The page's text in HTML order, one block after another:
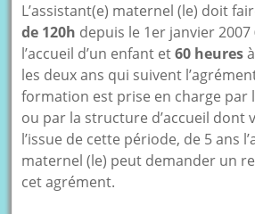
L’assistant(e) maternel (le) doit
de 120h depuis le 1er janvier 2007
l’accueil d’un enfant et60 heures
les deux ans qui suivent
formation est prise en charge par
ou par la structure d’accueil dont
l’issue de cette période, de 5 ans
maternel (le) peut demander un
cet agrément.